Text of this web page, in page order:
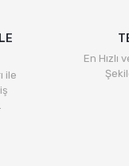
ile
En Hızlı